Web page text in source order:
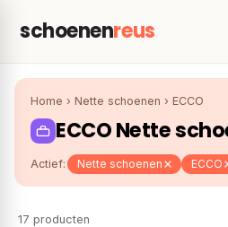
schoenenreus
Home › Nette schoenen › ECCO
ECCO Nette
Actief: Nette schoenen ECCO
17 producten